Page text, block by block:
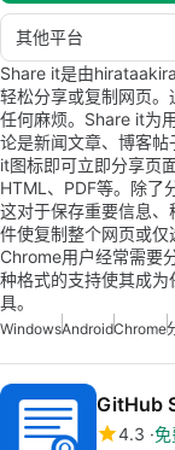
其他平台
Share it是由
轻松分享或复制网页
任何麻烦。Share it为
论是新闻文章、博客
it图标即可立即分享页
HTML、PDF等。除了
这对于保存重要信息
件使复制整个网页或
Chrome用户经常需要
种格式的支持使其成
具。
WindowsAndroidChrome
GitHub
4.3 免